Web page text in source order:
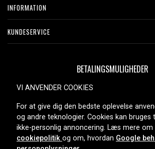
INFORMATION
KUNDESERVICE
BETALINGSMULIGHEDER
LEVERINGSMULIGHEDER
VI ANVENDER COOKIES
For at give dig den bedste oplevelse
og andre teknologier. Cookies kan bruges
ikke-personlig annoncering. Læs mere om
cookiepolitik og om, hvordan Google